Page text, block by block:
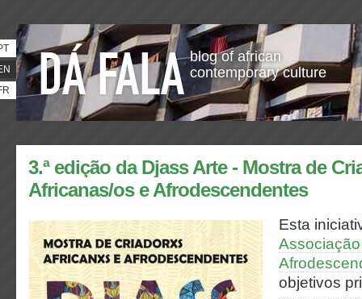
blog of african
contemporary culture
3.ª edição da Djass Arte - Mostra de
Africanas/os e Afrodescendentes
Esta
objetivos